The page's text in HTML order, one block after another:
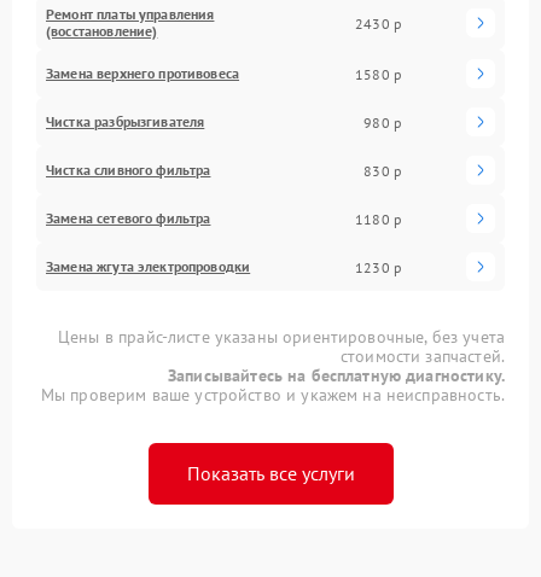
Ремонт платы управления
(восстановление)
2430 р
Замена верхнего противовеса 1580 р
Чистка разбрызгивателя 980 р
Чистка сливного фильтра 830 р
Замена сетевого фильтра 1180 р
Замена жгута электропроводки 1230 р
Цены в прайс-листе указаны ориентировочные, без учета
стоимости запчастей.
Записывайтесь на бесплатную диагностику.
Мы проверим ваше устройство и укажем на неисправность.
Показать все услуги